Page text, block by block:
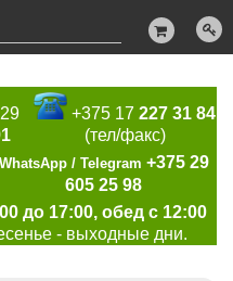
+375 17227 31 84
(тел/факс)
WhatsApp / Telegram +375 29
605 25 98
до 17:00, обед с 12:00
- выходные дни.